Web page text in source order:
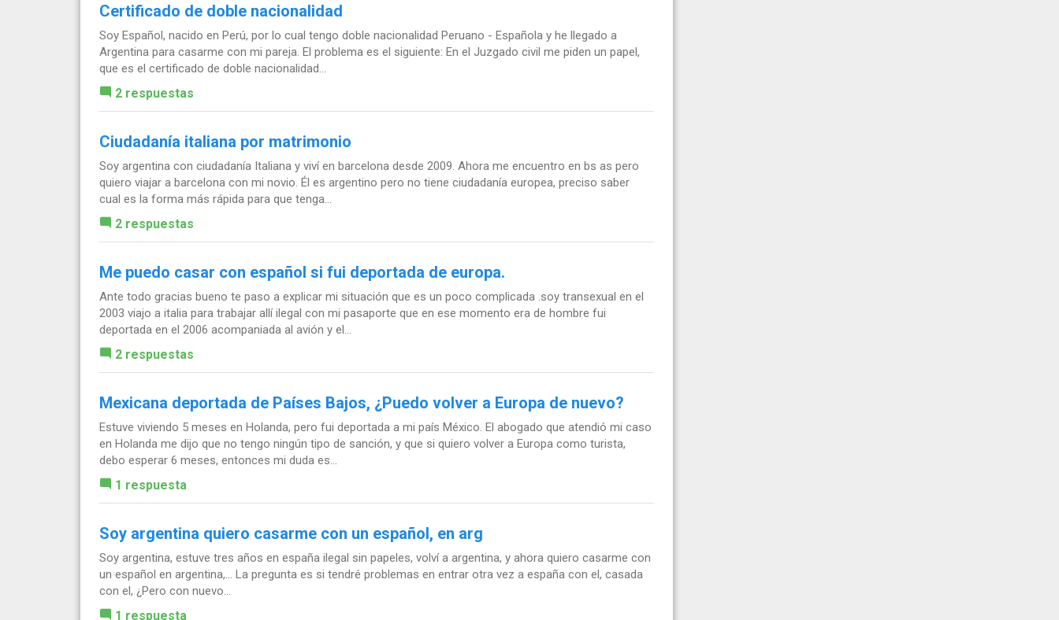
Certificado de doble nacionalidad
Soy Español, nacido en Perú, por lo cual tengo doble nacionalidad Peruano - Española y he llegado a
Argentina para casarme con mi pareja. El problema es el siguiente: En el Juzgado civil me piden un papel,
que es el certificado de doble nacionalidad...
2 respuestas
Ciudadanía italiana por matrimonio
Soy argentina con ciudadanía Italiana y viví en barcelona desde 2009. Ahora me encuentro en bs as pero
quiero viajar a barcelona con mi novio. Él es argentino pero no tiene ciudadanía europea, preciso saber
cual es la forma más rápida para que tenga...
2 respuestas
Me puedo casar con español si fui deportada de europa.
Ante todo gracias bueno te paso a explicar mi situación que es un poco complicada .soy transexual en el
2003 viajo a italia para trabajar allí ilegal con mi pasaporte que en ese momento era de hombre fui
deportada en el 2006 acompaniada al avión y el...
2 respuestas
Mexicana deportada de Países Bajos, ¿Puedo volver a Europa de nuevo?
Estuve viviendo 5 meses en Holanda, pero fui deportada a mi país México. El abogado que atendió mi caso
en Holanda me dijo que no tengo ningún tipo de sanción, y que si quiero volver a Europa como turista,
debo esperar 6 meses, entonces mi duda es...
1 respuesta
Soy argentina quiero casarme con un español, en arg
Soy argentina, estuve tres años en españa ilegal sin papeles, volví a argentina, y ahora quiero casarme con
un español en argentina,... La pregunta es si tendré problemas en entrar otra vez a españa con el, casada
con el, ¿Pero con nuevo...
1 respuesta